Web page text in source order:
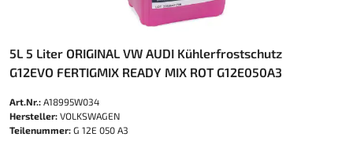
5L 5 Liter ORIGINAL VW AUDI Kühlerfrostschutz
G12EVO FERTIGMIX READY MIX ROT G12E050A3
Art.Nr.: A18995W034
Hersteller: VOLKSWAGEN
Teilenummer: G 12E 050 A3